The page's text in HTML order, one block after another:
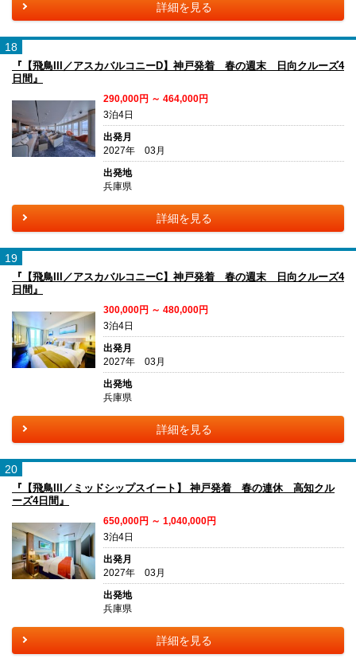
詳細を見る
18
『【飛鳥III／アスカバルコニーD】神戸発着 春の週末 日向クルーズ4
日間』
290,000円 ～ 464,000円
3泊4日
出発月
2027年 03月
出発地
兵庫県
詳細を見る
19
『【飛鳥III／アスカバルコニーC】神戸発着 春の週末 日向クルーズ4
日間』
300,000円 ～ 480,000円
3泊4日
出発月
2027年 03月
出発地
兵庫県
詳細を見る
20
『【飛鳥III／ミッドシップスイート】 神戸発着 春の連休 高知クル
ーズ4日間』
650,000円 ～ 1,040,000円
3泊4日
出発月
2027年 03月
出発地
兵庫県
詳細を見る